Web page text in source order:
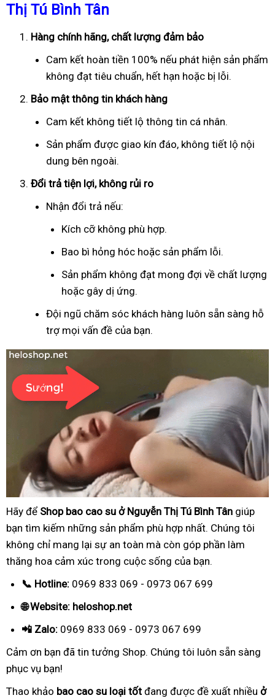
Thị Tú Bình Tân
Hàng chính hãng, chất lượng đảm bảo
Cam kết hoàn tiền 100% nếu phát hiện sản phẩm
không đạt tiêu chuẩn, hết hạn hoặc bị lỗi.
Bảo mật thông tin khách hàng
Cam kết không tiết lộ thông tin cá nhân.
Sản phẩm được giao kín đáo, không tiết lộ nội
dung bên ngoài.
Đổi trả tiện lợi, không rủi ro
Nhận đổi trả nếu:
Kích cỡ không phù hợp.
Bao bì hỏng hóc hoặc sản phẩm lỗi.
Sản phẩm không đạt mong đợi về chất lượng
hoặc gây dị ứng.
Đội ngũ chăm sóc khách hàng luôn sẵn sàng hỗ
trợ mọi vấn đề của bạn.
Hãy để Shop bao cao su ở Nguyễn Thị Tú Bình Tân giúp
bạn tìm kiếm những sản phẩm phù hợp nhất. Chúng tôi
không chỉ mang lại sự an toàn mà còn góp phần làm
thăng hoa cảm xúc trong cuộc sống của bạn.
📞 Hotline: 0969 833 069 - 0973 067 699
🌐 Website: heloshop.net
📲 Zalo: 0969 833 069 - 0973 067 699
Cảm ơn bạn đã tin tưởng Shop. Chúng tôi luôn sẵn sàng
phục vụ bạn!
Thao khảo bao cao su loại tốt đang được đề xuất nhiều ở